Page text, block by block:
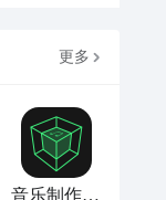
更多
音乐制作工坊